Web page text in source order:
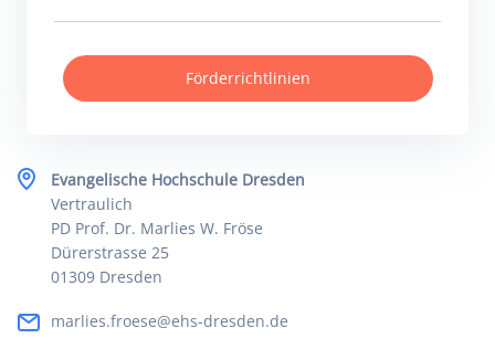
Evangelische Hochschule Dresden
Vertraulich
PD Prof. Dr. Marlies W. Fröse
Dürerstrasse 25
01309 Dresden
marlies.froese@ehs-dresden.de
Förderrichtlinien